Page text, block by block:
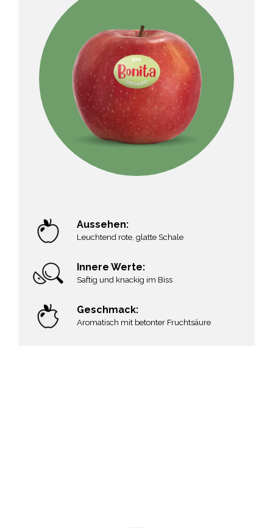
Aussehen:
Leuchtend rote, glatte Schale
Innere Werte:
Saftig und knackig im Biss
Geschmack:
Aromatisch mit betonter Fruchtsäure